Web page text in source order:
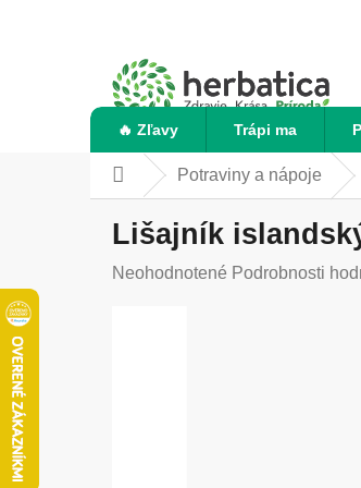
🔥 Zľavy Trápi ma
DomovPotraviny a nápoje
Lišajník
Priemerné
Neohodnotené Podrobnosti